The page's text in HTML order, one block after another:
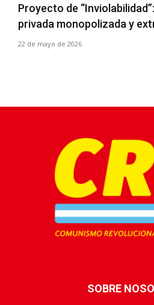
Proyecto de
privada monopolizada y
22 de mayo de 2026
SOBRE